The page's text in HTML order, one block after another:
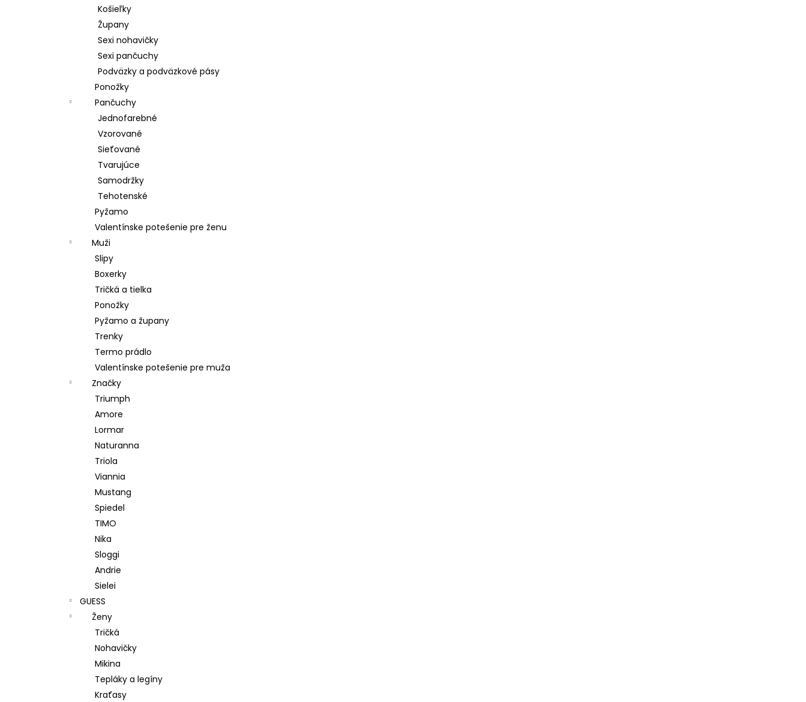
Košieľky
Župany
Sexi nohavičky
Sexi pančuchy
Podväzky a podväzkové pásy
Ponožky
Pančuchy
Jednofarebné
Vzorované
Sieťované
Tvarujúce
Samodržky
Tehotenské
Pyžamo
Valentínske potešenie pre ženu
Muži
Slipy
Boxerky
Tričká a tielka
Ponožky
Pyžamo a župany
Trenky
Termo prádlo
Valentínske potešenie pre muža
Značky
Triumph
Amore
Lormar
Naturanna
Triola
Viannia
Mustang
Spiedel
TIMO
Nika
Sloggi
Andrie
Sielei
GUESS
Ženy
Tričká
Nohavičky
Mikina
Tepláky a legíny
Kraťasy